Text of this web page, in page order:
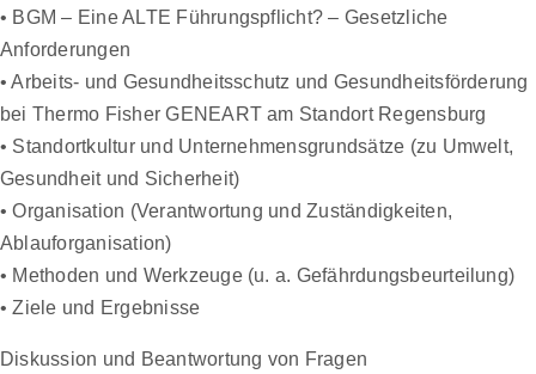
• BGM – Eine ALTE Führungspflicht? – Gesetzliche
Anforderungen
• Arbeits- und Gesundheitsschutz und Gesundheitsförderung
bei Thermo Fisher GENEART am Standort Regensburg
• Standortkultur und Unternehmensgrundsätze (zu Umwelt,
Gesundheit und Sicherheit)
• Organisation (Verantwortung und Zuständigkeiten,
Ablauforganisation)
• Methoden und Werkzeuge (u. a. Gefährdungsbeurteilung)
• Ziele und Ergebnisse
Diskussion und Beantwortung von Fragen